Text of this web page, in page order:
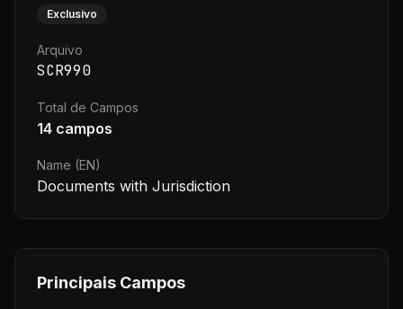
Exclusivo
Arquivo
SCR990
Total de Campos
14 campos
Name (EN)
Documents with Jurisdiction
Principais Campos